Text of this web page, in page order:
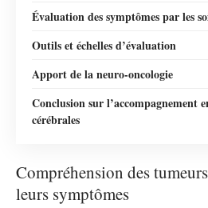
Évaluation des symptômes par les
Outils et échelles d’évaluation
Apport de la neuro-oncologie
Conclusion sur l’accompagnement
cérébrales
Compréhension des
leurs symptômes